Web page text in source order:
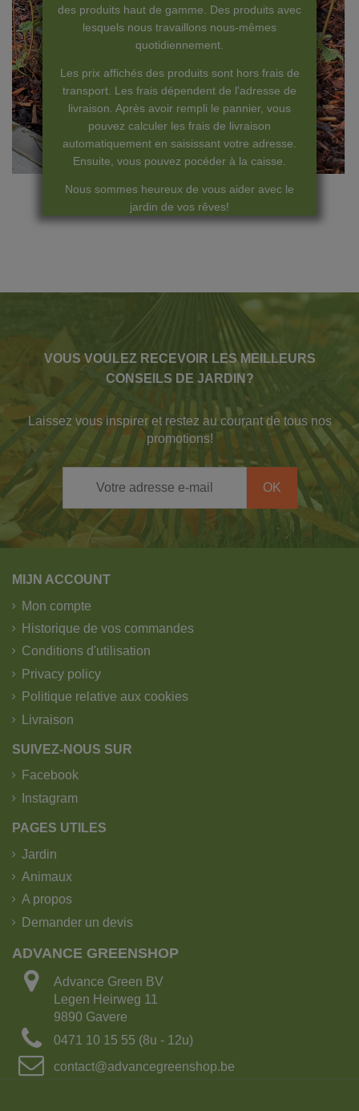
des produits haut de gamme. Des produits avec
lesquels nous travaillons nous-mêmes
quotidiennement.
Les prix affichés des produits sont hors frais de
transport. Les frais dépendent de l'adresse de
livraison. Après avoir rempli le pannier, vous
pouvez calculer les frais de livraison
automatiquement en saisissant votre adresse.
Ensuite, vous pouvez pocéder à la caisse.
Nous sommes heureux de vous aider avec le
jardin de vos rêves!
VOUS VOULEZ RECEVOIR LES MEILLEURS
CONSEILS DE JARDIN?
Laissez vous inspirer et restez au courant de tous nos
promotions!
MIJN ACCOUNT
Mon compte
Historique de vos commandes
Conditions d'utilisation
Privacy policy
Politique relative aux cookies
Livraison
SUIVEZ-NOUS SUR
Facebook
Instagram
PAGES UTILES
Jardin
Animaux
A propos
Demander un devis
ADVANCE GREENSHOP
Advance Green BV
Legen Heirweg 11
9890 Gavere
0471 10 15 55 (8u - 12u)
contact@advancegreenshop.be